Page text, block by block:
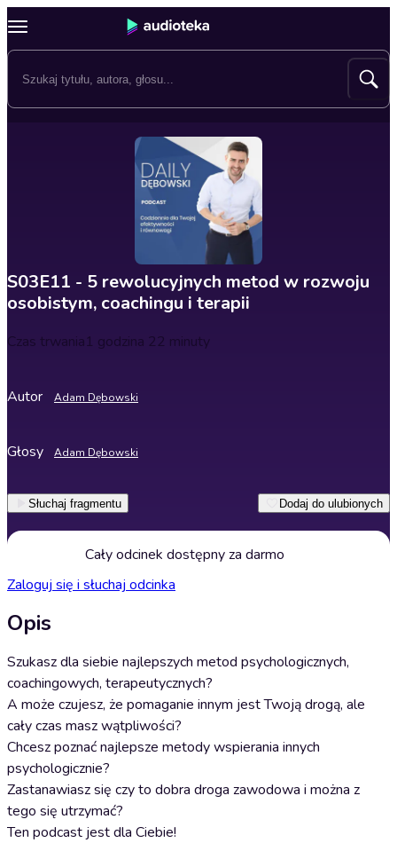
S03E11 - 5 rewolucyjnych metod w rozwoju
osobistym, coachingu i terapii
Czas trwania1 godzina 22 minuty
Autor Adam Dębowski
Głosy Adam Dębowski
Słuchaj fragmentu Dodaj do ulubionych
Cały odcinek dostępny za darmo
Zaloguj się i słuchaj odcinka
Opis
Szukasz dla siebie najlepszych metod psychologicznych,
coachingowych, terapeutycznych?
A może czujesz, że pomaganie innym jest Twoją drogą, ale
cały czas masz wątpliwości?
Chcesz poznać najlepsze metody wspierania innych
psychologicznie?
Zastanawiasz się czy to dobra droga zawodowa i można z
tego się utrzymać?
Ten podcast jest dla Ciebie!